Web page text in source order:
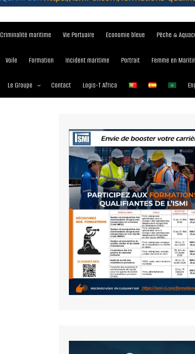
Criminalité maritime Vie Portuaire Economie bleue Pêche &
Voile Formation Incident maritime Portrait Femme en
Le Groupe
Media Partner 2019 – 2023
Contact Logis-T Africa